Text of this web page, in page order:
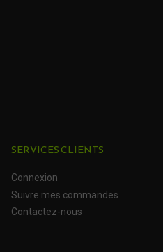
SERVICES CLIENTS
Connexion
Suivre mes commandes
Contactez-nous